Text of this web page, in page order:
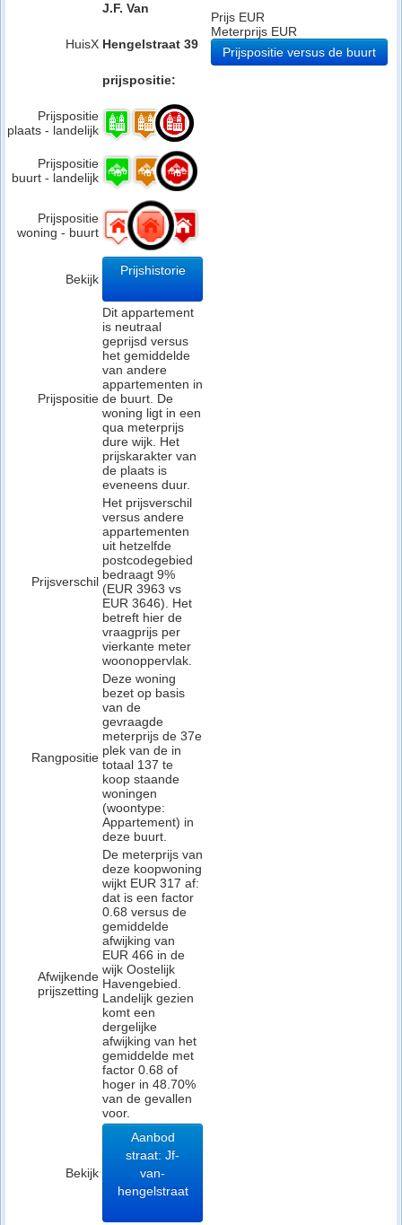
HuisX
J.F. Van
Hengelstraat 39
prijspositie:
Prijspositie
plaats - landelijk
Prijspositie
buurt - landelijk
Prijspositie
woning - buurt
Bekijk
Prijshistorie
Prijspositie
Dit appartement
is neutraal
geprijsd versus
het gemiddelde
van andere
appartementen in
de buurt. De
woning ligt in een
qua meterprijs
dure wijk. Het
prijskarakter van
de plaats is
eveneens duur.
Prijsverschil
Het prijsverschil
versus andere
appartementen
uit hetzelfde
postcodegebied
bedraagt 9%
(EUR 3963 vs
EUR 3646). Het
betreft hier de
vraagprijs per
vierkante meter
woonoppervlak.
Rangpositie
Deze woning
bezet op basis
van de
gevraagde
meterprijs de 37e
plek van de in
totaal 137 te
koop staande
woningen
(woontype:
Appartement) in
deze buurt.
Afwijkende
prijszetting
De meterprijs van
deze koopwoning
wijkt EUR 317 af:
dat is een factor
0.68 versus de
gemiddelde
afwijking van
EUR 466 in de
wijk Oostelijk
Havengebied.
Landelijk gezien
komt een
dergelijke
afwijking van het
gemiddelde met
factor 0.68 of
hoger in 48.70%
van de gevallen
voor.
Bekijk
Aanbod
straat: Jf-
van-
hengelstraat
Prijs EUR
Meterprijs EUR
Prijspositie versus de buurt